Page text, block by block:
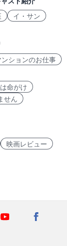
イ・サン
ンションのお仕事
命がけ
せん
映画レビュー